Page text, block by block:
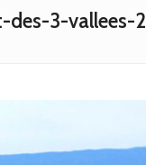
des-3-vallees-2